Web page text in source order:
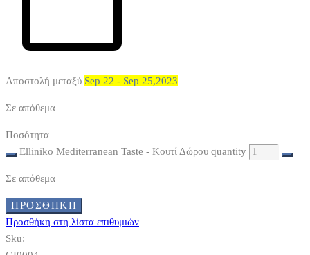
Αποστολή μεταξύ Sep 22 - Sep 25,2023
Σε απόθεμα
Ποσότητα
Elliniko Mediterranean Taste - Κουτί Δώρου quantity
Σε απόθεμα
ΠΡΟΣΘΉΚΗ
Προσθήκη στη λίστα επιθυμιών
Sku: